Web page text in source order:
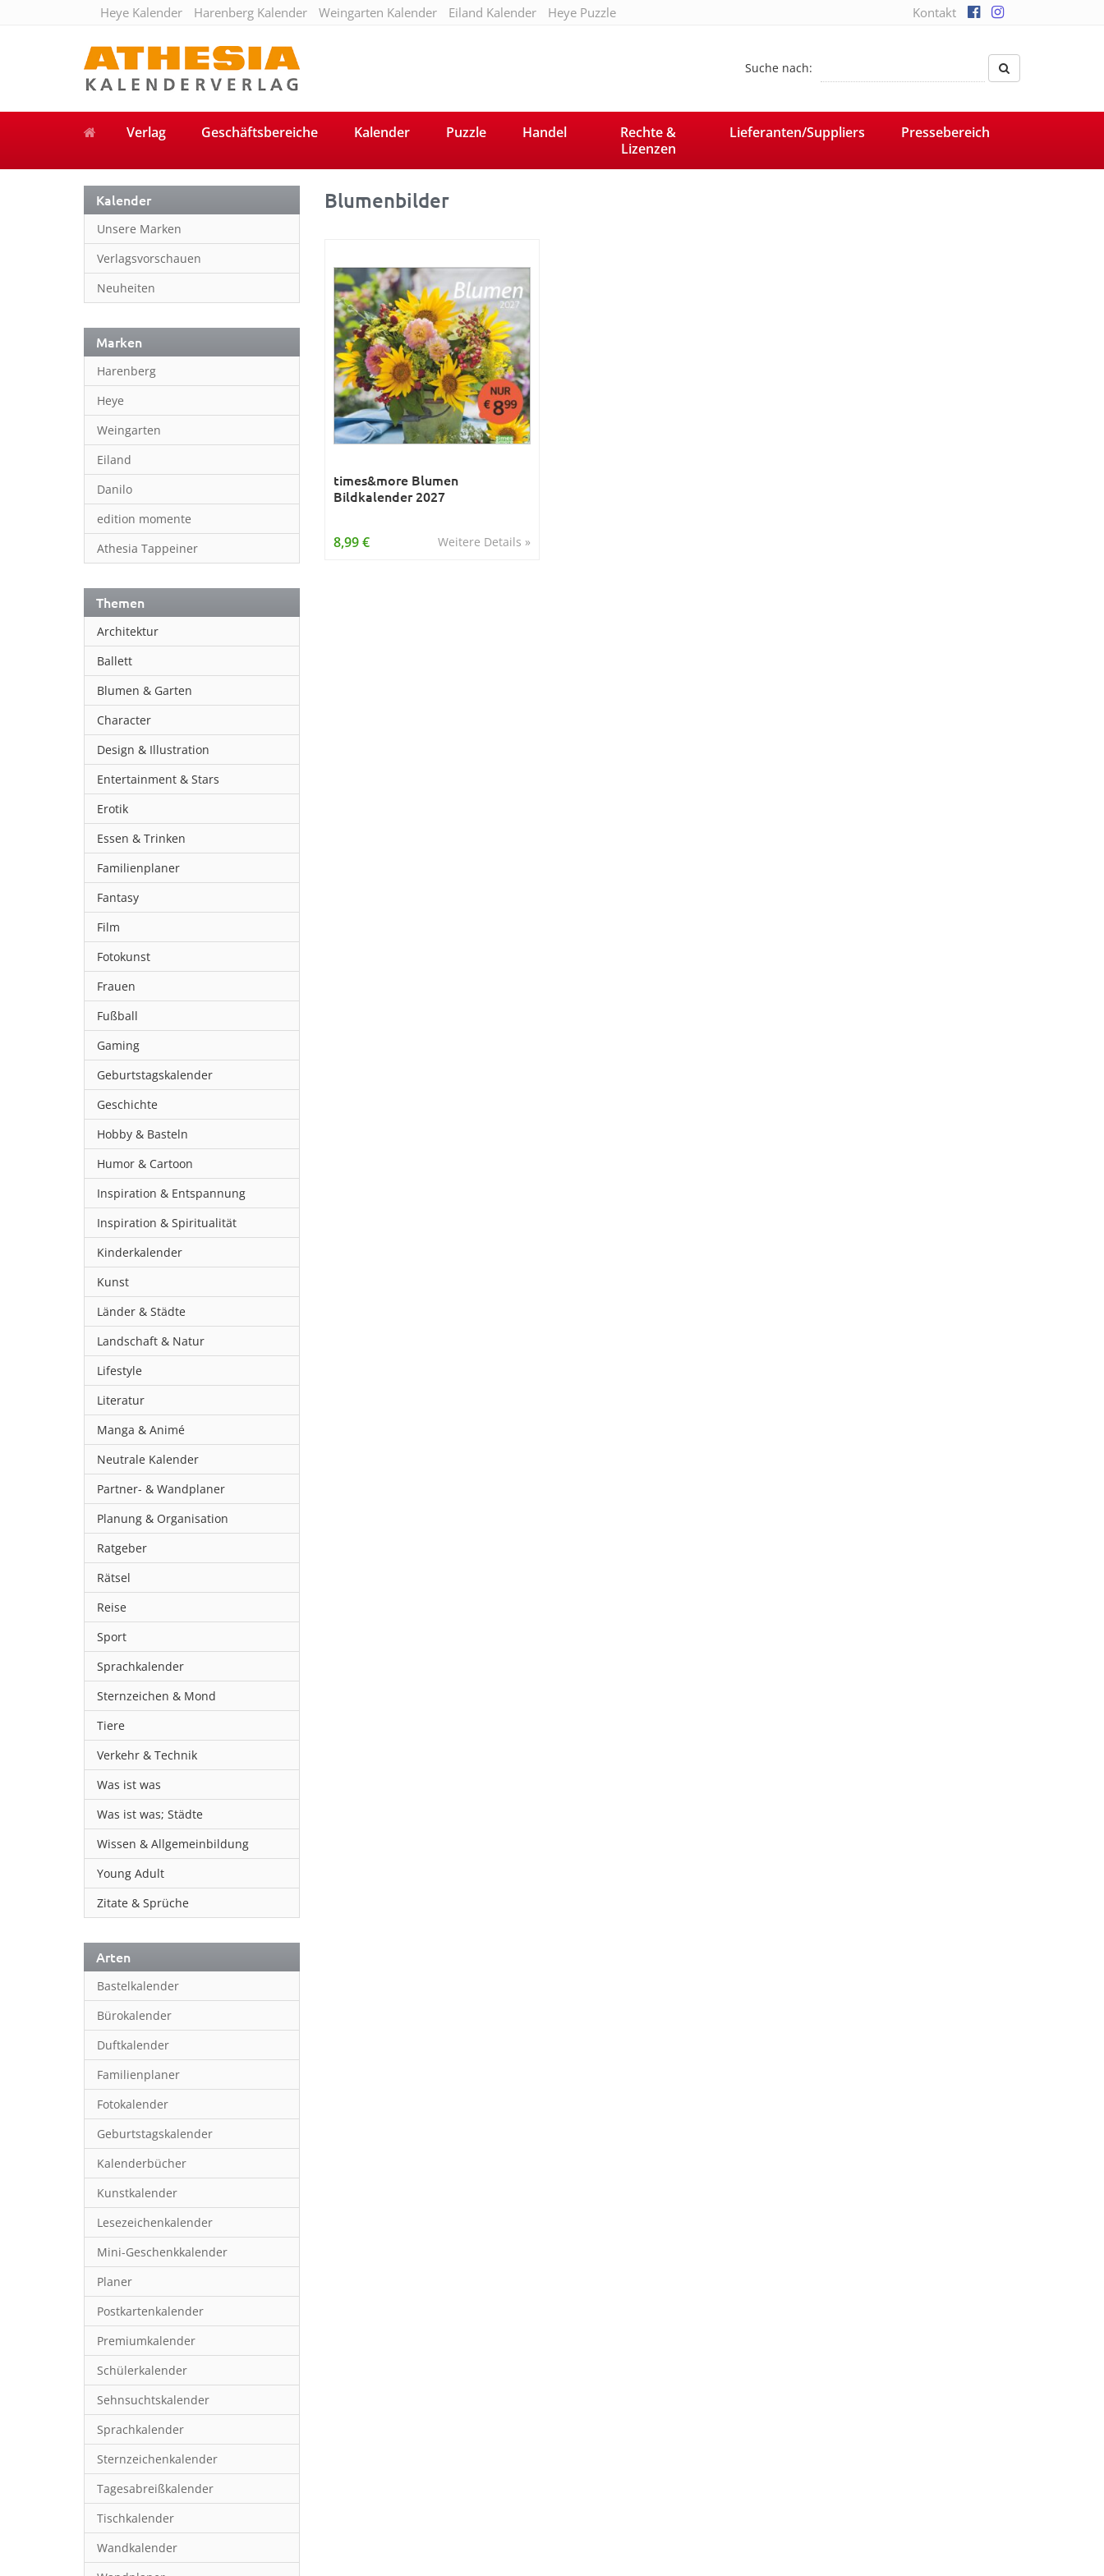
Heye Kalender Harenberg Kalender Weingarten Kalender Eiland Kalender Heye Puzzle Kontakt
Suche nach:
Verlag Geschäftsbereiche Kalender Puzzle Handel
Rechte &
Lizenzen
Lieferanten/Suppliers Pressebereich
Kalender
Unsere Marken
Verlagsvorschauen
Neuheiten
Marken
Harenberg
Heye
Weingarten
Eiland
Danilo
edition momente
Athesia Tappeiner
Themen
Architektur
Ballett
Blumen & Garten
Character
Design & Illustration
Entertainment & Stars
Erotik
Essen & Trinken
Familienplaner
Fantasy
Film
Fotokunst
Frauen
Fußball
Gaming
Geburtstagskalender
Geschichte
Hobby & Basteln
Humor & Cartoon
Inspiration & Entspannung
Inspiration & Spiritualität
Kinderkalender
Kunst
Länder & Städte
Landschaft & Natur
Lifestyle
Literatur
Manga & Animé
Neutrale Kalender
Partner- & Wandplaner
Planung & Organisation
Ratgeber
Rätsel
Reise
Sport
Sprachkalender
Sternzeichen & Mond
Tiere
Verkehr & Technik
Was ist was
Was ist was; Städte
Wissen & Allgemeinbildung
Young Adult
Zitate & Sprüche
Arten
Bastelkalender
Bürokalender
Duftkalender
Familienplaner
Fotokalender
Geburtstagskalender
Kalenderbücher
Kunstkalender
Lesezeichenkalender
Mini-Geschenkkalender
Planer
Postkartenkalender
Premiumkalender
Schülerkalender
Sehnsuchtskalender
Sprachkalender
Sternzeichenkalender
Tagesabreißkalender
Tischkalender
Wandkalender
Blumenbilder
times&more Blumen
Bildkalender 2027
Weitere Details »
8,99 €